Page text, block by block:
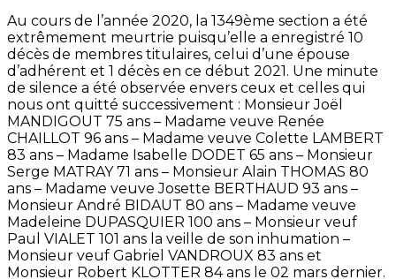
Au cours de l’année 2020, la 1349ème section a été
extrêmement meurtrie puisqu’elle a enregistré 10
décès de membres titulaires, celui d’une épouse
d’adhérent et 1 décès en ce début 2021. Une minute
de silence a été observée envers ceux et celles qui
nous ont quitté successivement : Monsieur Joël
MANDIGOUT 75 ans – Madame veuve Renée
CHAILLOT 96 ans – Madame veuve Colette LAMBERT
83 ans – Madame Isabelle DODET 65 ans – Monsieur
Serge MATRAY 71 ans – Monsieur Alain THOMAS 80
ans – Madame veuve Josette BERTHAUD 93 ans –
Monsieur André BIDAUT 80 ans – Madame veuve
Madeleine DUPASQUIER 100 ans – Monsieur veuf
Paul VIALET 101 ans la veille de son inhumation –
Monsieur veuf Gabriel VANDROUX 83 ans et
Monsieur Robert KLOTTER 84 ans le 02 mars dernier.